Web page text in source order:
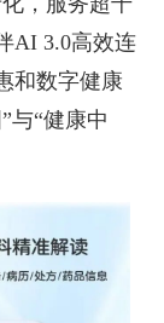
AI 3.0高效连
和数字健康
与“健康中